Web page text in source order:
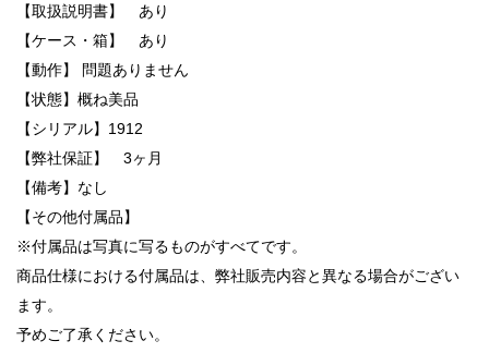
【取扱説明書】 あり
【ケース・箱】 あり
【動作】 問題ありません
【状態】概ね美品
【シリアル】1912
【弊社保証】 3ヶ月
【備考】なし
【その他付属品】
※付属品は写真に写るものがすべてです。
商品仕様における付属品は、弊社販売内容と異なる場合がござい
ます。
予めご了承ください。